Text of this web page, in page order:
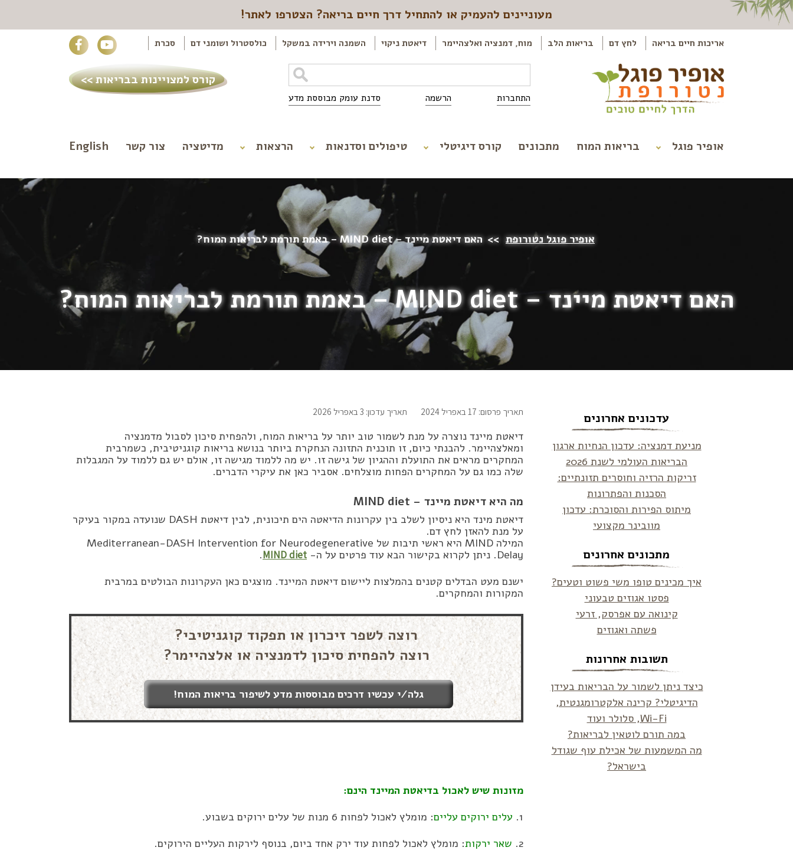
מעוניינים להעמיק או להתחיל דרך חיים בריאה? הצטרפו לאתר!
אריכות חיים בריאה לחץ דם בריאות הלב מוח, דמנציה ואלצהיימר דיאטת ניקוי השמנה וירידה במשקל כולסטרול ושומני דם סכרת
התחברות הרשמה סדנת עומק מבוססת מדע
קורס למצויינות בבריאות >>
אופיר פוגל בריאות המוח מתכונים קורס דיגיטלי טיפולים וסדנאות הרצאות מדיטציה צור קשר English
אופיר פוגל נטורופת >> האם דיאטת מיינד – MIND diet – באמת תורמת לבריאות המוח?
האם דיאטת מיינד – MIND diet – באמת תורמת לבריאות המוח?
תאריך פרסום: 17 באפריל 2024 תאריך עדכון: 3 באפריל 2026
דיאטת מיינד נוצרה על מנת לשמור טוב יותר על בריאות המוח, ולהפחית סיכון לסבול מדמנציה
ומאלצהיימר. להבנתי כיום, זו תוכנית התזונה הנחקרת ביותר בנושא בריאות קוגניטיבית, כשמרבית
המחקרים מראים את התועלת וההגיון של גישה זו. יש מה ללמוד מגישה זו, אולם יש גם ללמוד על המגבלות
שלה כמו גם על המחקרים הפחות מוצלחים. אסביר כאן את עיקרי הדברים.
מה היא דיאטת מיינד – MIND diet
דיאטת מינד היא ניסיון לשלב בין עקרונות הדיאטה הים תיכונית, לבין דיאטת DASH שנועדה במקור בעיקר
על מנת להאזן לחץ דם.
המילה MIND היא ראשי תיבות של Mediterranean-DASH Intervention for Neurodegenerative
Delay. ניתן לקרוא בקישור הבא עוד פרטים על ה-
MIND diet
.
ישנם מעט הבדלים קטנים בהמלצות ליישום דיאטת המיינד. מוצגים כאן העקרונות הבולטים במרבית
המקורות והמחקרים.
רוצה לשפר זיכרון או תפקוד קוגניטיבי?
רוצה להפחית סיכון לדמנציה או אלצהיימר?
גלה/י עכשיו דרכים מבוססות מדע לשיפור בריאות המוח!
מזונות שיש לאכול בדיאטת המיינד הינם:
1. עלים ירוקים עליים: מומלץ לאכול לפחות 6 מנות של עלים ירוקים בשבוע.
2. שאר ירקות: מומלץ לאכול לפחות עוד ירק אחד ביום, בנוסף לירקות העליים הירוקים.
עדכונים אחרונים
מניעת דמנציה: עדכון הנחיות ארגון
הבריאות העולמי לשנת 2026
זריקות הרזיה וחוסרים תזונתיים:
הסכנות והפתרונות
מיתוס הפירות והסוכרת: עדכון
מוובינר מקצועי
מתכונים אחרונים
איך מכינים טופו משי פשוט וטעים?
פסטו אגוזים טבעוני
קינואה עם אפרסק, זרעי
פשתה ואגוזים
תשובות אחרונות
כיצד ניתן לשמור על הבריאות בעידן
הדיגיטלי? קרינה אלקטרומגנטית,
Wi-Fi, סלולר ועוד
במה תורם לוטאין לבריאות?
מה המשמעות של אכילת עוף שגודל
בישראל?